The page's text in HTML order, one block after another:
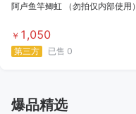
阿卢鱼竿鲫虹 （勿拍仅内部使用）
￥ 1,050
第三方 已售 0
爆品精选